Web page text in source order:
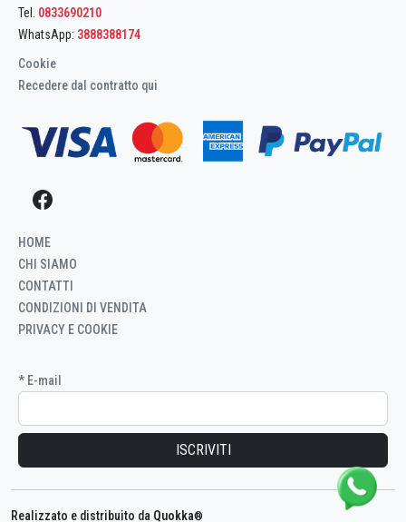
Tel.
0833690210
WhatsApp: 3888388174
Cookie
Recedere dal contratto qui
HOME
CHI SIAMO
CONTATTI
CONDIZIONI DI VENDITA
PRIVACY E COOKIE
* E-mail
alla
newsletter
Realizzato e distribuito da Quokka®